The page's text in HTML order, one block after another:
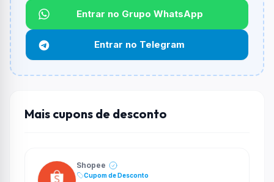
Não informado ou sem limite.
Funciona em qualquer produto?
Não necessariamente. Depende de itens participantes
e alguns vendedores ou produtos especificos podem
não aceitar cupons.
Entrar no Grupo WhatsApp
Entrar no Telegram
Mais cupons de desconto
Shopee
Cupom de Desconto